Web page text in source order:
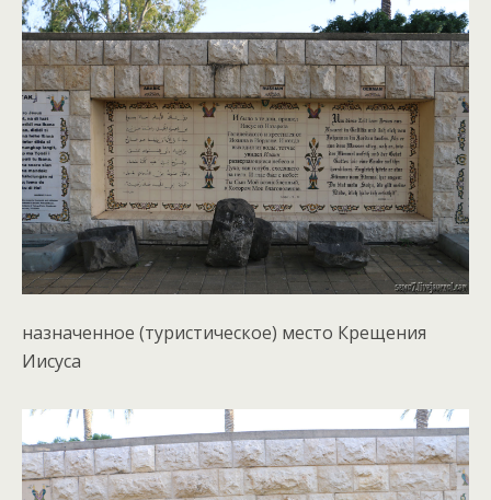
назначенное (туристическое) место Крещения
Иисуса